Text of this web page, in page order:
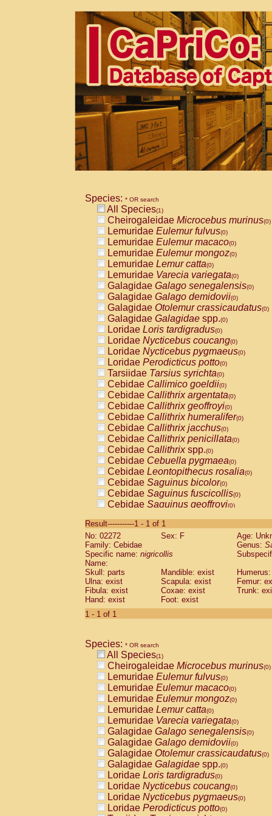
Species: * OR search
All Species(1)
Cheirogaleidae Microcebus murinus(0)
Lemuridae Eulemur fulvus(0)
Lemuridae Eulemur macaco(0)
Lemuridae Eulemur mongoz(0)
Lemuridae Lemur catta(0)
Lemuridae Varecia variegata(0)
Galagidae Galago senegalensis(0)
Galagidae Galago demidovii(0)
Galagidae Otolemur crassicaudatus(0)
Galagidae Galagidae spp.(0)
Loridae Loris tardigradus(0)
Loridae Nycticebus coucang(0)
Loridae Nycticebus pygmaeus(0)
Loridae Perodicticus potto(0)
Tarsiidae Tarsius syrichta(0)
Cebidae Callimico goeldii(0)
Cebidae Callithrix argentata(0)
Cebidae Callithrix geoffroyi(0)
Cebidae Callithrix humeralifer(0)
Cebidae Callithrix jacchus(0)
Cebidae Callithrix penicillata(0)
Cebidae Callithrixspp.(0)
Cebidae Cebuella pygmaea(0)
Cebidae Leontopithecus rosalia(0)
Cebidae Saguinus bicolor(0)
Cebidae Saguinus fuscicollis(0)
Cebidae Saguinus geoffroyi(0)
CebidaeSaguinus labiatus(0)
Cebidae Saguinus leucopus (0)
Cebidae
CebidaeSaguinus mystax
Cebidae Saguinus nigricollis (1)
Cebidae Saguinus oedipus
Cebidae Saguinus weddelli
Cebidae Saguinusspp.
Cebidae
CebidaeCebus capucinus
CebidaeCebus nigrivittatus
CebidaeCebus spp.(0)
CebidaeSaimiri boliviensis(0)
CebidaeSaimiri sciureus(0)
AtelidaeAlouatta caraya(0)
AtelidaeAlouatta fusca(0)
AtelidaeAlouatta seniculus(0)
AtelidaeAlouattaspp.(0)
AtelidaeAteles belzebuth(0)
AtelidaeAteles geoffroyi(0)
AtelidaeAteles paniscus(0)
AtelidaeAtelesspp.(0)
AtelidaeLagothrix lagothricha(0)
AtelidaeLagothrix lagothricha cana
PitheciidaeCacajao calvus
Result-----------1 - 1 of 1
No: 02272
Sex: F
Age:
Family: Cebidae
Genus:
Specific name: nigricollis
Name:
Skull: parts
Mandible: exist
Ulna: exist
Scapula: exist
Femur:
Fibula: exist
Coxae: exist
Trunk:
Hand: exist
Foot: exist
1 - 1 of 1
Species: * OR search
All Species(1)
Cheirogaleidae Microcebus murinus(0)
Lemuridae Eulemur fulvus(0)
Lemuridae Eulemur macaco(0)
Lemuridae Eulemur mongoz(0)
Lemuridae Lemur catta(0)
Lemuridae Varecia variegata(0)
Galagidae Galago senegalensis(0)
Galagidae Galago demidovii(0)
Galagidae Otolemur crassicaudatus(0)
Galagidae Galagidae spp.(0)
Loridae Loris tardigradus(0)
Loridae Nycticebus coucang(0)
Loridae Nycticebus pygmaeus(0)
Loridae Perodicticus potto(0)